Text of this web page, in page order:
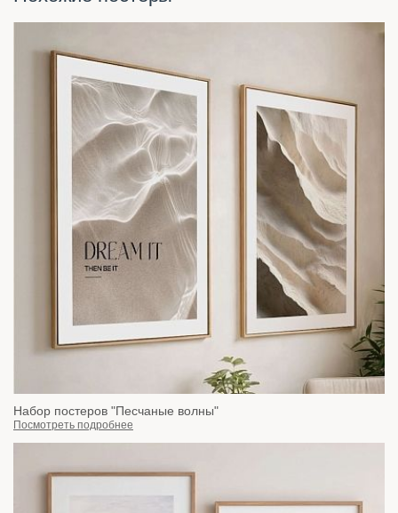
Набор постеров "Песчаные волны"
Посмотреть подробнее